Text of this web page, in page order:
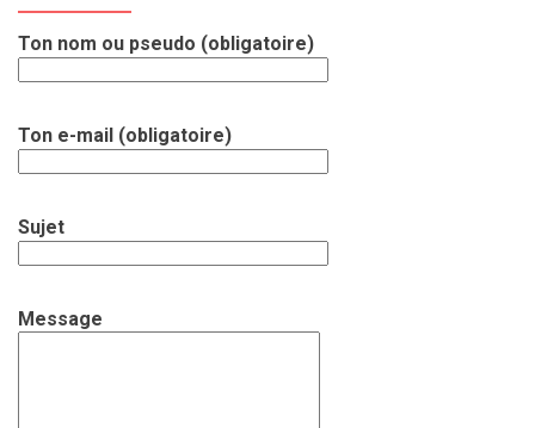
Ton nom ou pseudo (obligatoire)
Ton e-mail (obligatoire)
Sujet
Message